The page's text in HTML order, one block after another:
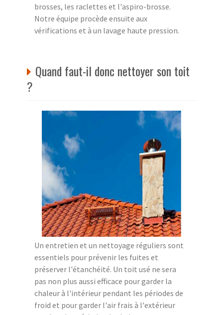
brosses, les raclettes et l'aspiro-brosse.
Notre équipe procède ensuite aux
vérifications et à un lavage haute pression.
Quand faut-il donc nettoyer son toit
?
Un entretien et un nettoyage réguliers sont
essentiels pour prévenir les fuites et
préserver l'étanchéité. Un toit usé ne sera
pas non plus aussi efficace pour garder la
chaleur à l'intérieur pendant les périodes de
froid et pour garder l'air frais à l'extérieur